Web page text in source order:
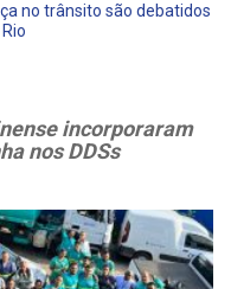
no trânsito são debatidos
incorporaram
nos DDSs